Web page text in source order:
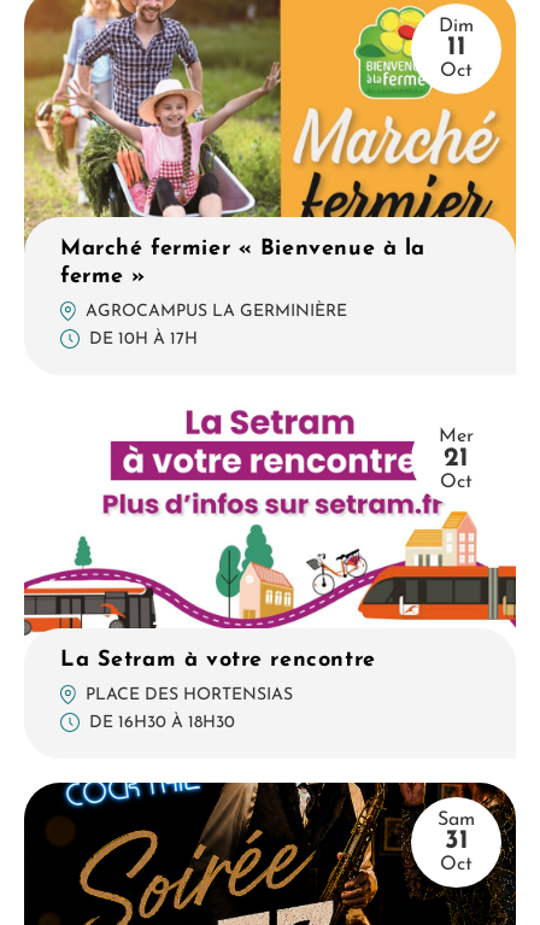
Dim
11
Oct
Marché fermier « Bienvenue à la
ferme »
AGROCAMPUS LA GERMINIÈRE
DE 10H À 17H
Mer
21
Oct
La Setram à votre rencontre
PLACE DES HORTENSIAS
DE 16H30 À 18H30
Sam
31
Oct